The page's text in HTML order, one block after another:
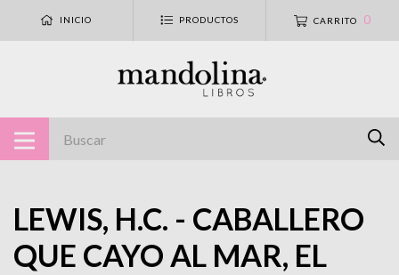
INICIO PRODUCTOS CARRITO 0
LEWIS, H.C. - CABALLERO
QUE CAYO AL MAR, EL